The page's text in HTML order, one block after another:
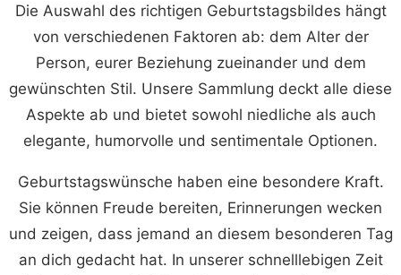
Die Auswahl des richtigen Geburtstagsbildes hängt
von verschiedenen Faktoren ab: dem Alter der
Person, eurer Beziehung zueinander und dem
gewünschten Stil. Unsere Sammlung deckt alle diese
Aspekte ab und bietet sowohl niedliche als auch
elegante, humorvolle und sentimentale Optionen.
Geburtstagswünsche haben eine besondere Kraft.
Sie können Freude bereiten, Erinnerungen wecken
und zeigen, dass jemand an diesem besonderen Tag
an dich gedacht hat. In unserer schnelllebigen Zeit